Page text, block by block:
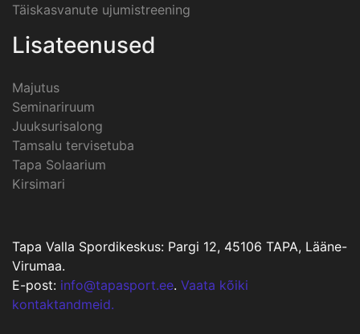
Täiskasvanute ujumistreening
Lisateenused
Majutus
Seminariruum
Juuksurisalong
Tamsalu tervisetuba
Tapa Solaarium
Kirsimari
Tapa Valla Spordikeskus: Pargi 12, 45106 TAPA, Lääne-
Virumaa.
E-post: info@tapasport.ee. Vaata kõiki
kontaktandmeid.